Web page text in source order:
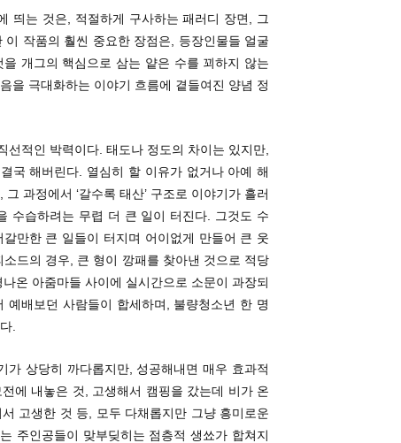
띄는 것은, 적절하게 구사하는 패러디 장면, 그
작품의 훨씬 중요한 장점은, 등장인물들 얼굴
개그의 핵심으로 삼는 얕은 수를 꾀하지 않는
을 극대화하는 이야기 흐름에 곁들여진 양념 정
적인 박력이다. 태도나 정도의 차이는 있지만,
국 해버린다. 열심히 할 이유가 없거나 아예 해
과정에서 ‘갈수록 태산’ 구조로 이야기가 흘러
수습하려는 무렵 더 큰 일이 터진다. 그것도 수
만한 큰 일들이 터지며 어이없게 만들어 큰 웃
드의 경우, 큰 형이 깡패를 찾아낸 것으로 적당
온 아줌마들 사이에 실시간으로 소문이 과장되
배보던 사람들이 합세하며, 불량청소년 한 명
.
가 상당히 까다롭지만, 성공해내면 매우 효과적
에 내놓은 것, 고생해서 캠핑을 갔는데 비가 온
고생한 것 등, 모두 다채롭지만 그냥 흥미로운
주인공들이 맞부딪히는 점층적 생쑈가 합쳐지